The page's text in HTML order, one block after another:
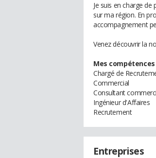
Je suis en charge
sur ma région. En
accompagnement
Venez découvrir la
Mes compétences
Chargé de
Commercial
Consultant
Ingénieur d'Affaires
Recrutement
Entreprises